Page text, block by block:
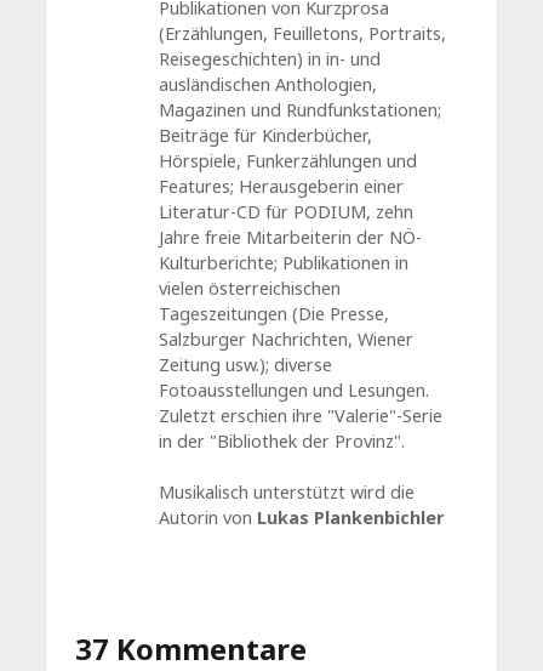
Publikationen von Kurzprosa
(Erzählungen, Feuilletons, Portraits,
Reisegeschichten) in in- und
ausländischen Anthologien,
Magazinen und Rundfunkstationen;
Beiträge für Kinderbücher,
Hörspiele, Funkerzählungen und
Features; Herausgeberin einer
Literatur-CD für PODIUM, zehn
Jahre freie Mitarbeiterin der NÖ-
Kulturberichte; Publikationen in
vielen österreichischen
Tageszeitungen (Die Presse,
Salzburger Nachrichten, Wiener
Zeitung usw.); diverse
Fotoausstellungen und Lesungen.
Zuletzt erschien ihre "Valerie"-Serie
in der "Bibliothek der Provinz".
Musikalisch unterstützt wird die
Autorin von Lukas Plankenbichler
37 Kommentare